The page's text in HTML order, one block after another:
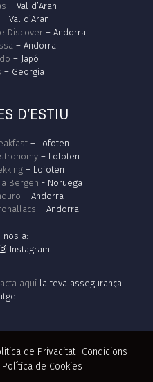
– Val d’Aran
– Val d’Aran
Discover– Andorra
– Andorra
– Japó
– Georgia
D’ESTIU
– Lofoten
– Lofoten
– Lofoten
Bergen - Noruega
– Andorra
– Andorra
nos a:
Instagram
aquí la teva assegurança
de Privacitat| Condicions
Política de Cookies